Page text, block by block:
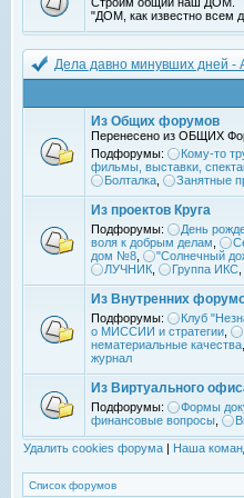
"ДОМ, как известно всем
Дела давно минувших дней -
Из Общих форумов
Перенесено из ОБЩИХ
Подфорумы:
Кому-то
фильмы, выставки,
Болталка
Занятные
Из проектов Круга
Подфорумы: День
воля к добрым делам
дом №8
"Солнечный
ЛУЧНИК
Группа ИКС
Из Внутренних
Подфорумы: Клуб
о МИССИИ и стратегии
нематериальные качества
журнал
Из Виртуального
Подфорумы: Формы
финансовые вопросы
Удалить cookies форума | Наша
Список форумов